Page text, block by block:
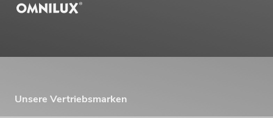
Unsere Vertriebsmarken